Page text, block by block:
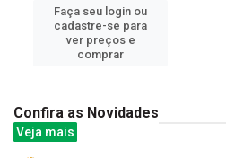
Faça seu login ou
cadastre-se para
ver preços e
comprar
Confira as Novidades
Veja mais